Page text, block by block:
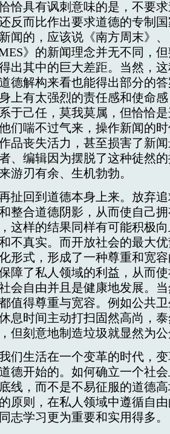
具有讽刺意味的是，不要求
反而比作出要求道德的专制
闻的，应该说《南方周末》
》的新闻理念并无不同，
出其中的巨大差距。当然，
德解构来看也能得出部分的
上有太强烈的责任感和使命
于己任，莫我莫属，但恰恰
们喘不过气来，操作新闻的
品丧失活力，甚至损害了新
、编辑因为摆脱了这种徒然
游刃有余、生机勃勃。
回到道德本身上来。放弃追
整合道德阴影，从而使自己
这样的结果同样有可能积极
不真实。而开放社会的最大
形式，形成了一种尊重和宽
障了私人领域的利益，从而
会自由并且是健康地发展。
值得尊重与宽容。例如公共
息时间主动打扫固然高尚，
但刻意地制造垃圾就显然为
生活在一个变革的时代，变
德开始的。如何确立一个社
线，而不是不易征服的道德
原则，在私人领域中遵循自
志学习更为重要和实用得多。